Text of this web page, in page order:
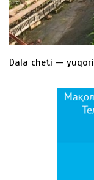
Dala cheti —